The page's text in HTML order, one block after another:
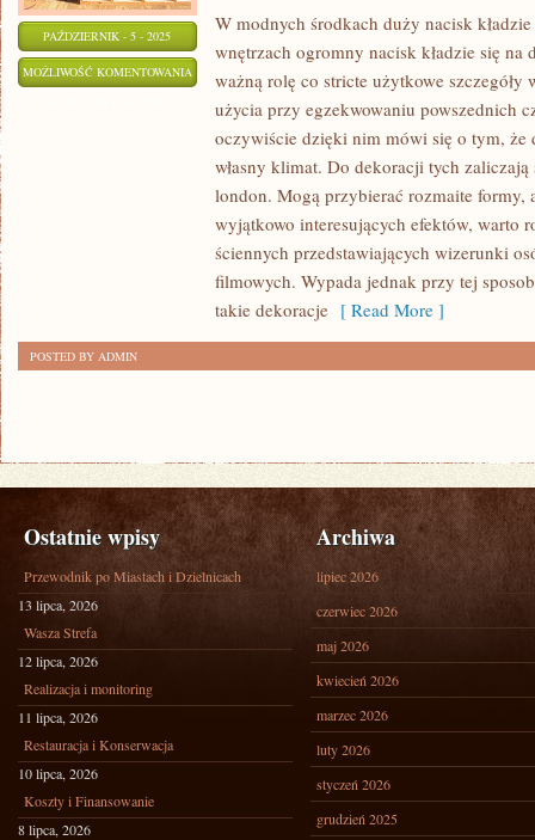
PAŹDZIERNIK - 5 - 2025
MOŻLIWOŚĆ KOMENTOWANIA
PRZEZNACZENIEM
BIURA
ORAZ
GABINETU
POWINNY
ZNAMIONOWAĆ
W modnych środkach duży nacisk
wnętrzach ogromny nacisk kładzie się na
ważną rolę co stricte użytkowe
użycia przy egzekwowaniu powszednich
oczywiście dzięki nim mówi się o tym, że
własny klimat. Do dekoracji tych
london. Mogą przybierać rozmaite formy,
wyjątkowo interesujących efektów, warto
ściennych przedstawiających wizerunki
filmowych. Wypada jednak przy tej
takie dekoracje [ Read More ]
POSTED BY ADMIN
Ostatnie wpisy
Przewodnik po Miastach i Dzielnicach
13 lipca, 2026
Wasza Strefa
12 lipca, 2026
Realizacja i monitoring
11 lipca, 2026
Restauracja i Konserwacja
10 lipca, 2026
Koszty i Finansowanie
8 lipca, 2026
Archiwa
lipiec 2026
czerwiec 2026
maj 2026
kwiecień 2026
marzec 2026
luty 2026
styczeń 2026
grudzień 2025